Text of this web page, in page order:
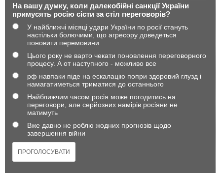
На вашу думку, коли далекобійні санкції України
примусять росію сісти за стіл переговорів?
У найближчі місяці удари України по росії стануть
настільки болючими, що агресору доведеться
поновити перемовини
Цього року не варто чекати поновлення переговорного
процесу. А от наступного - можливо все
рф навпаки піде на ескалацію попри здоровий глузд і
намагатиметься триматися до останнього
Найближчим часом росія може погодитись на
переговори, але серйозних намірів росіяни не
матимуть
Вже давно не роблю жодних прогнозів щодо
завершення війни